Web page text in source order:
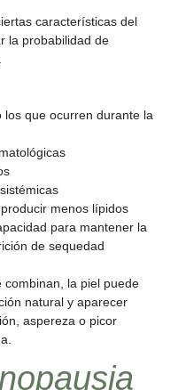
características del
la probabilidad de
los que ocurren durante la
menos lípidos
para mantener la
de sequedad
combinan, la piel puede
natural y aparecer
aspereza o picor